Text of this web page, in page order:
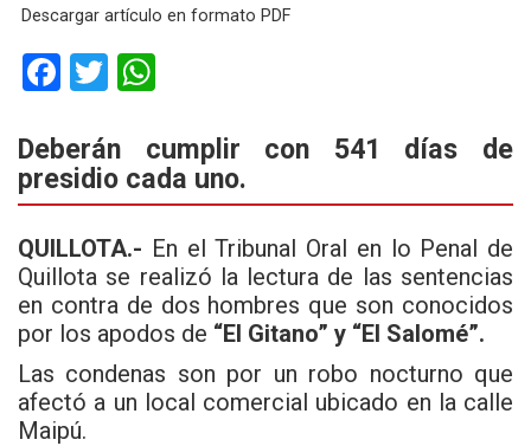
Descargar artículo en formato PDF
F
ce
b
o
k
T
tt
er
at
s
p
p
Deberán cumplir con 541 días de
presidio cada uno.
QUILLOTA.- En el Tribunal Oral en lo Penal de
Quillota se realizó la lectura de las sentencias
en contra de dos hombres que son conocidos
por los apodos de “El Gitano” y “El Salomé”.
Las condenas son por un robo nocturno que
afectó a un local comercial ubicado en la calle
Maipú.